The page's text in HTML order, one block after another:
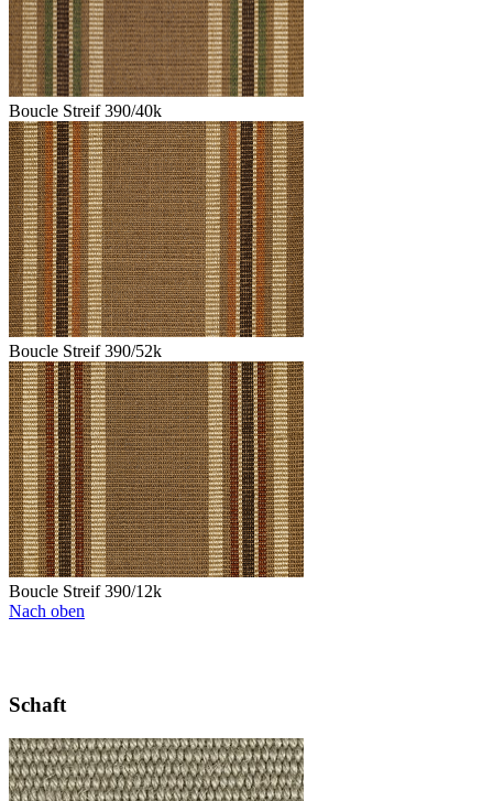
Boucle Streif 390/40k
Boucle Streif 390/52k
Boucle Streif 390/12k
Nach oben
Schaft